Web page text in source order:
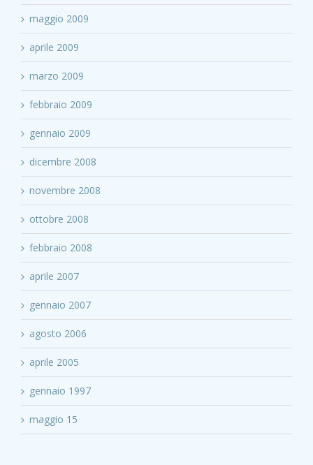
maggio 2009
aprile 2009
marzo 2009
febbraio 2009
gennaio 2009
dicembre 2008
novembre 2008
ottobre 2008
febbraio 2008
aprile 2007
gennaio 2007
agosto 2006
aprile 2005
gennaio 1997
maggio 15